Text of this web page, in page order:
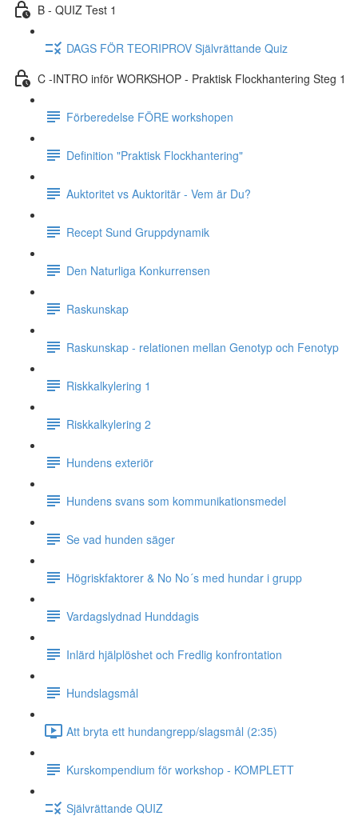
B - QUIZ Test 1
DAGS FÖR TEORIPROV Självrättande Quiz
C -INTRO inför WORKSHOP - Praktisk Flockhantering Steg 1
Förberedelse FÖRE workshopen
Definition "Praktisk Flockhantering"
Auktoritet vs Auktoritär - Vem är Du?
Recept Sund Gruppdynamik
Den Naturliga Konkurrensen
Raskunskap
Raskunskap - relationen mellan Genotyp och Fenotyp
Riskkalkylering 1
Riskkalkylering 2
Hundens exteriör
Hundens svans som kommunikationsmedel
Se vad hunden säger
Högriskfaktorer & No No´s med hundar i grupp
Vardagslydnad Hunddagis
Inlärd hjälplöshet och Fredlig konfrontation
Hundslagsmål
Att bryta ett hundangrepp/slagsmål (2:35)
Kurskompendium för workshop - KOMPLETT
Självrättande QUIZ